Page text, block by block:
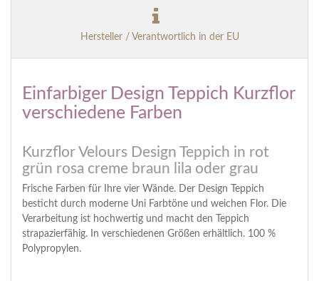
Hersteller / Verantwortlich in der EU
Einfarbiger Design Teppich Kurzflor
verschiedene Farben
Kurzflor Velours Design Teppich in rot
grün rosa creme braun lila oder grau
Frische Farben für Ihre vier Wände. Der Design Teppich
besticht durch moderne Uni Farbtöne und weichen Flor. Die
Verarbeitung ist hochwertig und macht den Teppich
strapazierfähig. In verschiedenen Größen erhältlich. 100 %
Polypropylen.